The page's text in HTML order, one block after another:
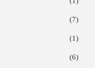
(7)
(1)
(6)